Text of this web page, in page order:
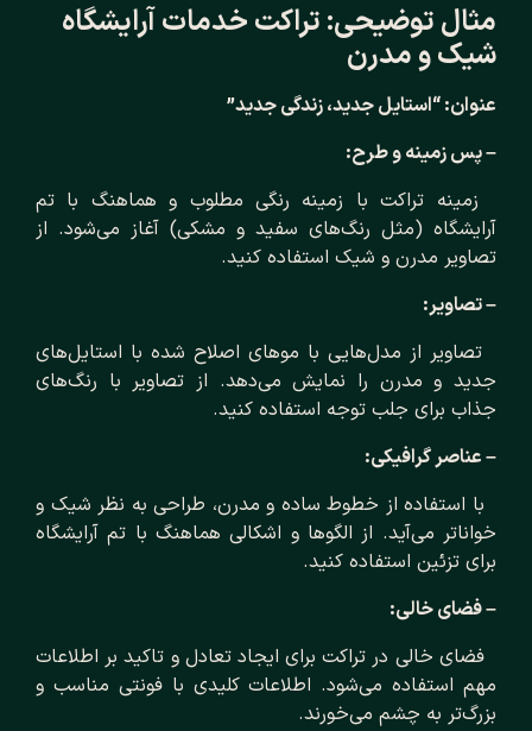
مثال توضیحی: تراکت خدمات آرایشگاه
شیک و مدرن
عنوان: “استایل جدید، زندگی جدید”
– پس زمینه و طرح:
زمینه تراکت با زمینه رنگی مطلوب و هماهنگ با تم
آرایشگاه (مثل رنگ‌های سفید و مشکی) آغاز می‌شود. از
تصاویر مدرن و شیک استفاده کنید.
– تصاویر:
تصاویر از مدل‌هایی با موهای اصلاح شده با استایل‌های
جدید و مدرن را نمایش می‌دهد. از تصاویر با رنگ‌های
جذاب برای جلب توجه استفاده کنید.
– عناصر گرافیکی:
با استفاده از خطوط ساده و مدرن، طراحی به نظر شیک و
خواناتر می‌آید. از الگوها و اشکالی هماهنگ با تم آرایشگاه
برای تزئین استفاده کنید.
– فضای خالی:
فضای خالی در تراکت برای ایجاد تعادل و تاکید بر اطلاعات
مهم استفاده می‌شود. اطلاعات کلیدی با فونتی مناسب و
بزرگ‌تر به چشم می‌خورند.